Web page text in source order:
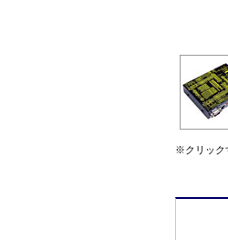
※クリック